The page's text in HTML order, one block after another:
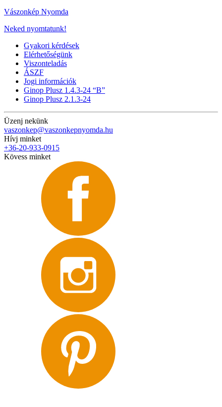
Vászonkép Nyomda
Neked nyomtatunk!
Gyakori kérdések
Elérhetőségünk
Viszonteladás
ÁSZF
Jogi információk
Ginop Plusz 1.4.3-24 “B”
Ginop Plusz 2.1.3-24
Üzenj nekünk
vaszonkep@vaszonkepnyomda.hu
Hívj minket
+36-20-933-0915
Kövess minket